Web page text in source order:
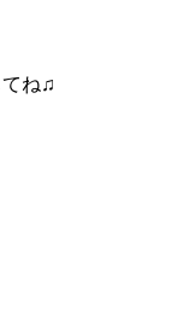
ね♫